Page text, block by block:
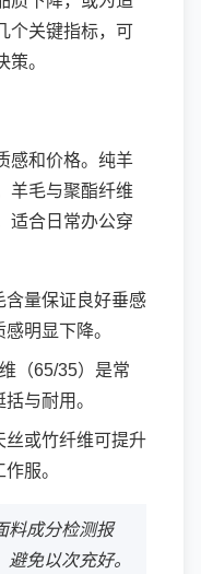
个关键指标，可
。
感和价格。纯羊
羊毛与聚酯纤维
适合日常办公穿
含量保证良好垂感
明显下降。
（65/35）是常
与耐用。
丝或竹纤维可提升
服。
料成分检测报
免以次充好。